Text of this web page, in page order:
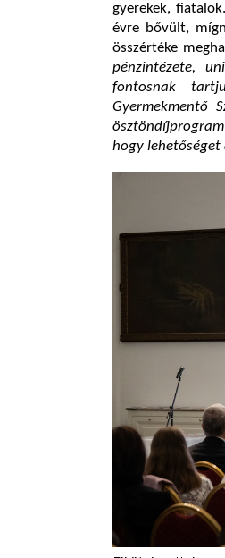
gyerekek,
évre bővült,
összértéke
pénzintézete,
fontosnak
Gyermekmentő
ösztöndíjprogram
hogy